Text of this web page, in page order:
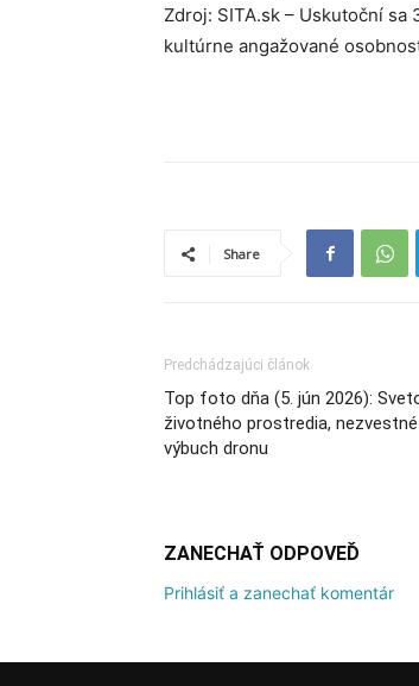
Zdroj: SITA.sk – Uskutoční
kultúrne angažované
Share
Predchádzajúci článok
Top foto dňa (5. jún 2026):
životného prostredia,
výbuch dronu
ZANECHAŤ ODPOVEĎ
Prihlásiť a zanechať komentár